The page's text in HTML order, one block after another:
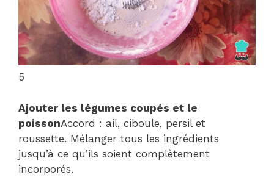
5
Ajouter les légumes coupés et le
poissonAccord : ail, ciboule, persil et
roussette. Mélanger tous les ingrédients
jusqu’à ce qu’ils soient complètement
incorporés.